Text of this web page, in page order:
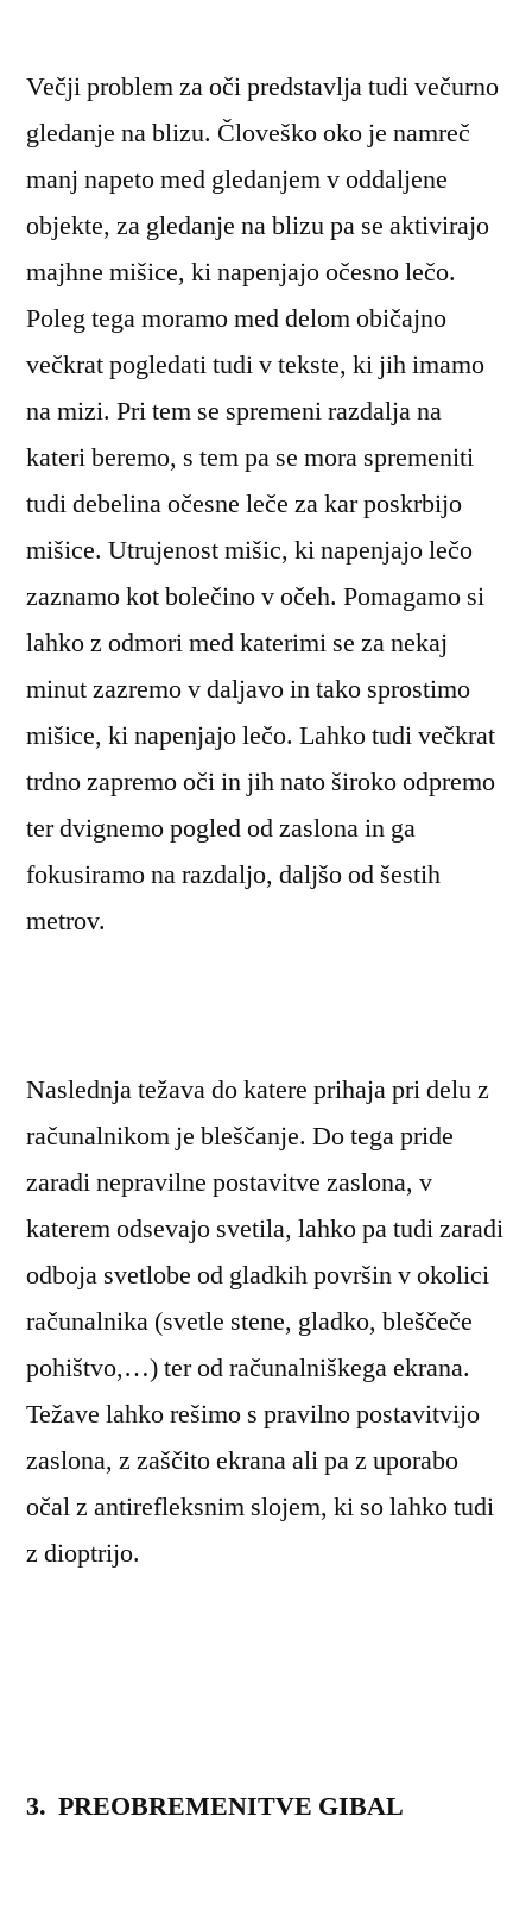
Večji problem za oči predstavlja tudi večurno
gledanje na blizu. Človeško oko je namreč
manj napeto med gledanjem v oddaljene
objekte, za gledanje na blizu pa se aktivirajo
majhne mišice, ki napenjajo očesno lečo.
Poleg tega moramo med delom običajno
večkrat pogledati tudi v tekste, ki jih imamo
na mizi. Pri tem se spremeni razdalja na
kateri beremo, s tem pa se mora spremeniti
tudi debelina očesne leče za kar poskrbijo
mišice. Utrujenost mišic, ki napenjajo lečo
zaznamo kot bolečino v očeh. Pomagamo si
lahko z odmori med katerimi se za nekaj
minut zazremo v daljavo in tako sprostimo
mišice, ki napenjajo lečo. Lahko tudi večkrat
trdno zapremo oči in jih nato široko odpremo
ter dvignemo pogled od zaslona in ga
fokusiramo na razdaljo, daljšo od šestih
metrov.
Naslednja težava do katere prihaja pri delu z
računalnikom je bleščanje. Do tega pride
zaradi nepravilne postavitve zaslona, v
katerem odsevajo svetila, lahko pa tudi zaradi
odboja svetlobe od gladkih površin v okolici
računalnika (svetle stene, gladko, bleščeče
pohištvo,…) ter od računalniškega ekrana.
Težave lahko rešimo s pravilno postavitvijo
zaslona, z zaščito ekrana ali pa z uporabo
očal z antirefleksnim slojem, ki so lahko tudi
z dioptrijo.
3. PREOBREMENITVE GIBAL